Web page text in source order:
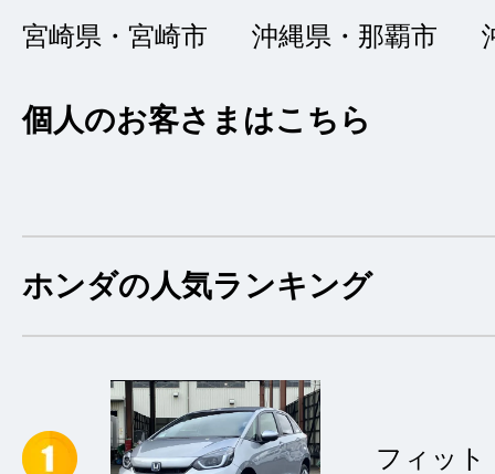
り整備されており
宮崎県・宮崎市
沖縄県・那覇市
個人のお客さまはこちら
ホンダの人気ランキング
フィッ